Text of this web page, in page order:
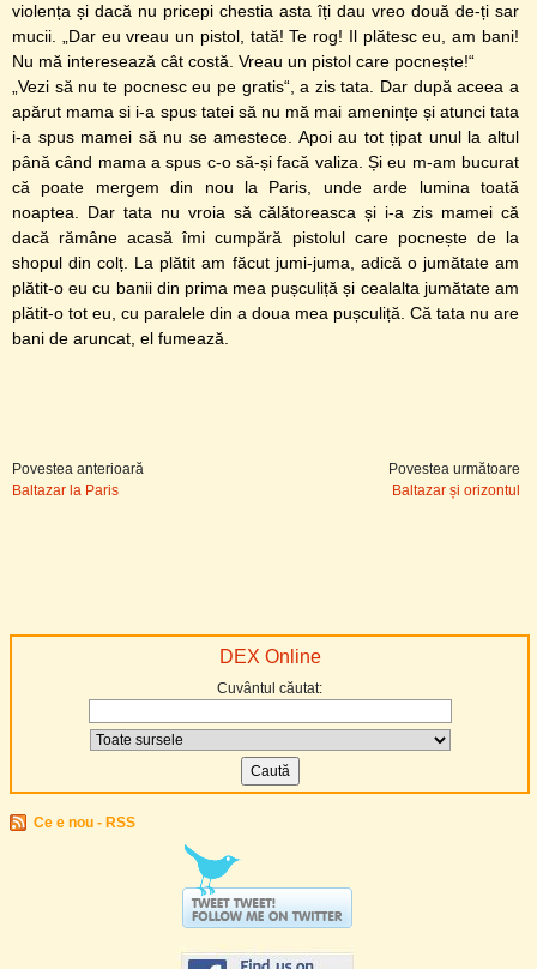
DEX Online
Cuvântul căutat:
Ce e nou - RSS
violența și dacă nu pricepi chestia asta îți dau vreo două de-ți sar
mucii. „Dar eu vreau un pistol, tată! Te rog! Il plătesc eu, am bani!
Nu mă interesează cât costă. Vreau un pistol care pocnește!“
„Vezi să nu te pocnesc eu pe gratis“, a zis tata. Dar după aceea a
apărut mama si i-a spus tatei să nu mă mai amenințe și atunci tata
i-a spus mamei să nu se amestece. Apoi au tot țipat unul la altul
până când mama a spus c-o să-și facă valiza. Și eu m-am bucurat
că poate mergem din nou la Paris, unde arde lumina toată
noaptea. Dar tata nu vroia să călătoreasca și i-a zis mamei că
dacă rămâne acasă îmi cumpără pistolul care pocnește de la
shopul din colț. La plătit am făcut jumi-juma, adică o jumătate am
plătit-o eu cu banii din prima mea pușculiță și cealalta jumătate am
plătit-o tot eu, cu paralele din a doua mea pușculiță. Că tata nu are
bani de aruncat, el fumează.
Povestea anterioară
Baltazar la Paris
Povestea următoare
Baltazar și orizontul